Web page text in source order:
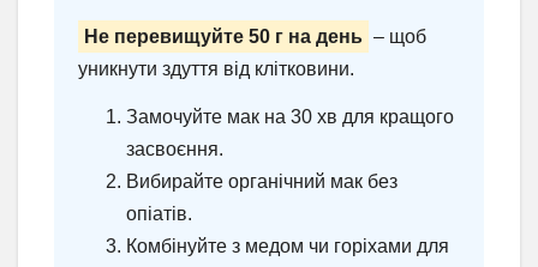
Не перевищуйте 50 г на день – щоб
уникнути здуття від клітковини.
Замочуйте мак на 30 хв для кращого
засвоєння.
Вибирайте органічний мак без
опіатів.
Комбінуйте з медом чи горіхами для